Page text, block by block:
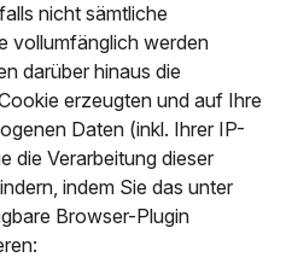
nicht sämtliche
vollumfänglich werden
darüber hinaus die
erzeugten und auf Ihre
Daten (inkl. Ihrer IP-
die Verarbeitung dieser
indem Sie das unter
Browser-Plugin